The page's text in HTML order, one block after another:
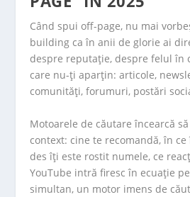
Când spui off-page, nu mai
building ca în anii de glorie ai
despre reputație, despre felul în
care nu-ți aparțin: articole,
comunități, forumuri, postări
Motoarele de căutare încearcă
context: cine te recomandă, în
des îți este rostit numele, ce
YouTube intră firesc în ecuație
simultan, un motor imens de